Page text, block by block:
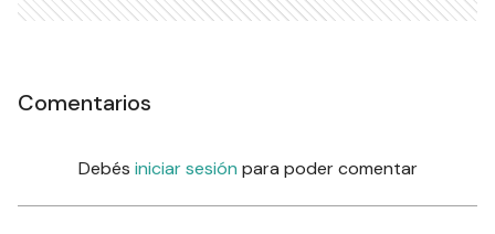
Comentarios
Debés iniciar sesión para poder comentar